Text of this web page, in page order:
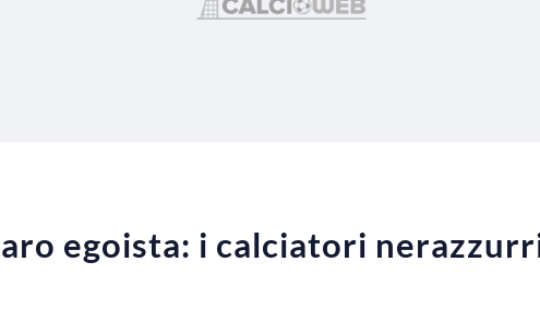
egoista: i calciatori nerazzurri